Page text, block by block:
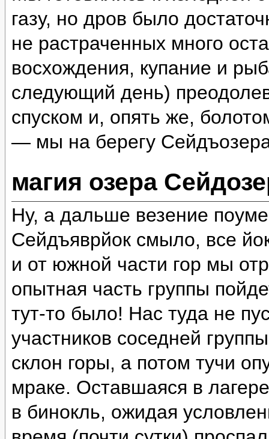
газу, но дров было
не растраченных много
восхождения, купание и
следующий день)
спуском и, опять же,
— мы на берегу
магия озера
Ну, а дальше везение
Сейдъяврйок смыло, все
и от южной части гор мы
опытная часть группы
тут-то было! Нас туда не
участников соседней
склон горы, а потом тучи
мраке. Оставшаяся в
в бинокль, ожидая